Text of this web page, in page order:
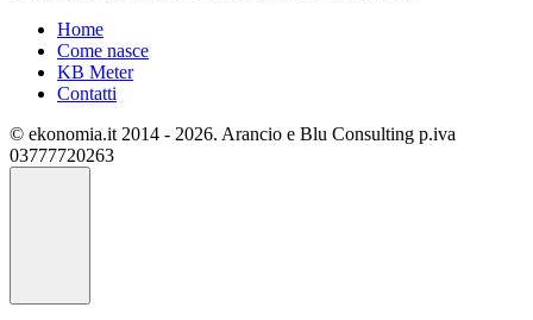
Home
Come nasce
KB Meter
Contatti
© ekonomia.it 2014 - 2026. Arancio e Blu Consulting p.iva
03777720263